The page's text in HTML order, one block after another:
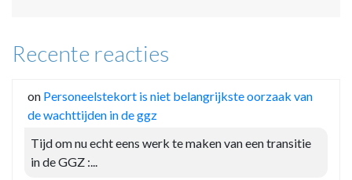
Recente reacties
on Personeelstekort is niet belangrijkste oorzaak van
de wachttijden in de ggz
Tijd om nu echt eens werk te maken van een transitie
in de GGZ :...